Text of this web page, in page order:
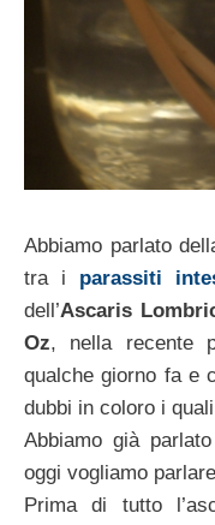
Abbiamo parlato
tra i parassiti
dell’Ascaris
Oz, nella recente
qualche giorno fa e
dubbi in coloro i
Abbiamo già
oggi vogliamo
Prima di tutto